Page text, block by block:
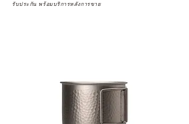
รับประกัน พร้อมบริการหลังการขาย